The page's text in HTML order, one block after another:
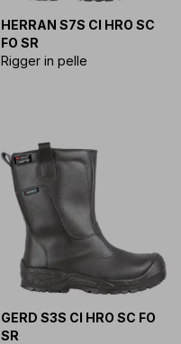
HERRAN S7S CI HRO SC
FO SR
Rigger in pelle
GERD S3S CI HRO SC FO
SR